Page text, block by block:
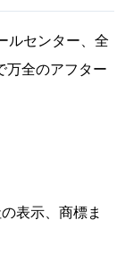
ルセンター、全
万全のアフター
表示、商標ま